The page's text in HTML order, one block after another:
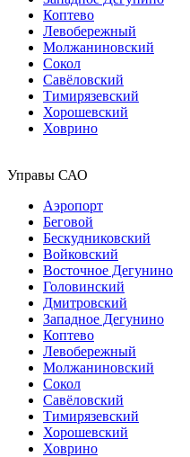
Коптево
Левобережный
Молжаниновский
Сокол
Савёловский
Тимирязевский
Хорошевский
Ховрино
Управы САО
Аэропорт
Беговой
Бескудниковский
Войковский
Восточное Дегунино
Головинский
Дмитровский
Западное Дегунино
Коптево
Левобережный
Молжаниновский
Сокол
Савёловский
Тимирязевский
Хорошевский
Ховрино